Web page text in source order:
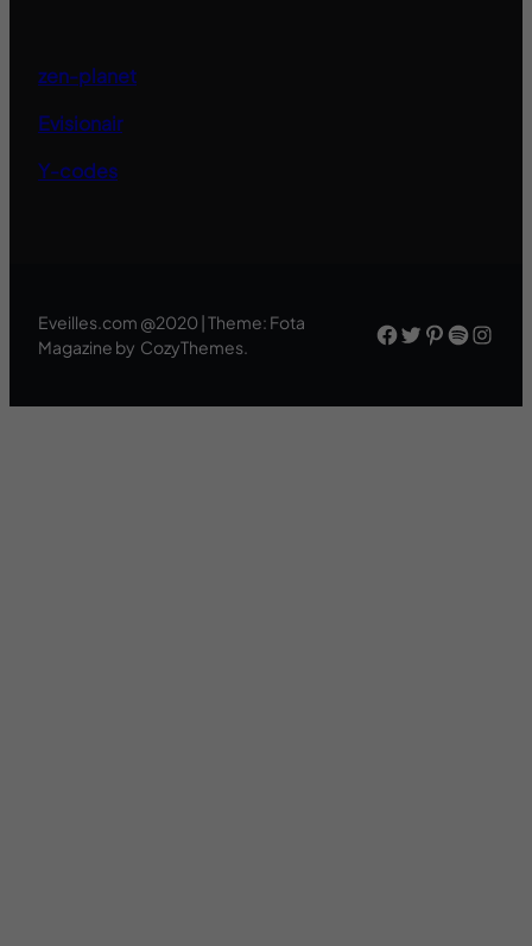
zen-planet
Evisionair
Y-codes
Eveilles.com @2020 | Theme: Fota
Magazine by CozyThemes.
Facebook
Twitter